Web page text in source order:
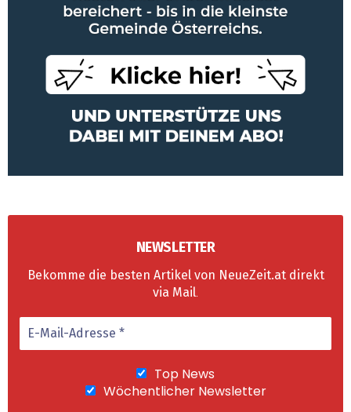
NEWSLETTER
Bekomme die besten Artikel von NeueZeit.at direkt
via Mail.
Top News
Wöchentlicher Newsletter